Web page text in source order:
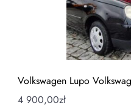
Volkswagen Lupo
4 900,00zł